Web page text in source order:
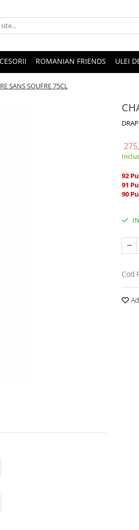
ROMANIAN FRIENDS ULEI
SANS SOUFRE 75CL
92
91
90
Cod